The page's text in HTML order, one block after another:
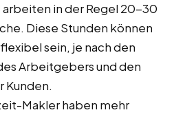
arbeiten in der Regel 20-30
Diese Stunden können
sein, je nach den
Arbeitgebers und den
Kunden.
Makler haben mehr